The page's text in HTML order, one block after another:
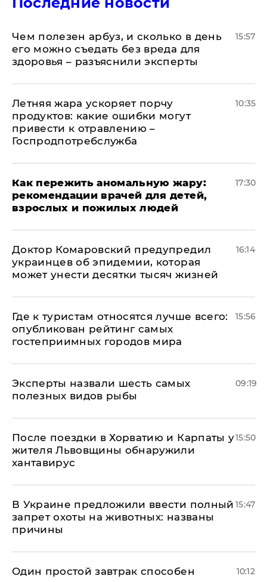
Чем полезен арбуз, и сколько в день
его можно съедать без вреда для
здоровья – разъяснили эксперты
15:57
Летняя жара ускоряет порчу
продуктов: какие ошибки могут
привести к отравлению –
Госпродпотребслужба
10:35
Как пережить аномальную жару:
рекомендации врачей для детей,
взрослых и пожилых людей
17:30
Доктор Комаровский предупредил
украинцев об эпидемии, которая
может унести десятки тысяч жизней
16:14
Где к туристам относятся лучше всего:
опубликован рейтинг самых
гостеприимных городов мира
15:56
Эксперты назвали шесть самых
полезных видов рыбы
09:19
После поездки в Хорватию и Карпаты у
жителя Львовщины обнаружили
хантавирус
15:50
В Украине предложили ввести полный
запрет охоты на животных: названы
причины
15:47
Один простой завтрак способен
10:12